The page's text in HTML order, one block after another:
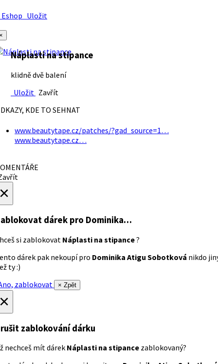
Uložit
Náplasti na stipance
klidně dvě balení
Uložit Zavřít
KDE TO SEHNAT
www.beautytape.cz/patches/?gad_source=1…
www.beautytape.cz…
dárek pro Dominika…
si zablokovat Náplasti na stipance?
dárek pak nekoupí pro Dominika Atigu Sobotková nikdo
ty :)
zablokovat
× Zpět
zablokování dárku
nechceš mít dárek Náplasti na stipance zablokovaný?